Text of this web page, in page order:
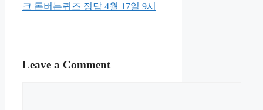
크 돈버는퀴즈 정답 4월 17일 9시
Leave a Comment